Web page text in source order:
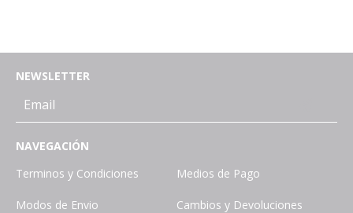
NEWSLETTER
NAVEGACIÓN
Terminos y Condiciones
Medios de Pago
Modos de Envio Cambios y Devoluciones